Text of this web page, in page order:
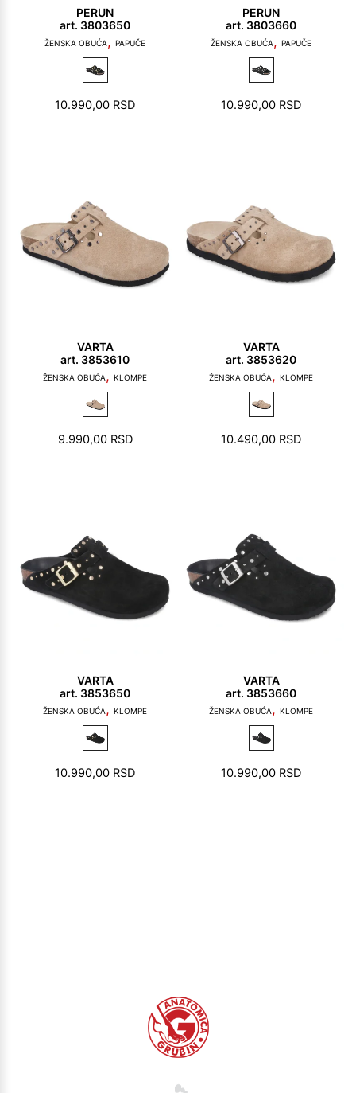
PERUN
art. 3803650
ŽENSKA OBUĆA, PAPUČE
10.990,00 RSD
PERUN
art. 3803660
ŽENSKA OBUĆA, PAPUČE
10.990,00 RSD
VARTA
art. 3853610
ŽENSKA OBUĆA, KLOMPE
9.990,00 RSD
VARTA
art. 3853620
ŽENSKA OBUĆA, KLOMPE
10.490,00 RSD
VARTA
art. 3853650
ŽENSKA OBUĆA, KLOMPE
10.990,00 RSD
VARTA
art. 3853660
ŽENSKA OBUĆA, KLOMPE
10.990,00 RSD